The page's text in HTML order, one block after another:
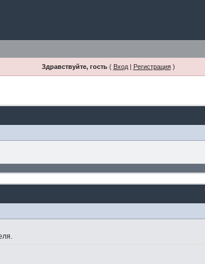
Здравствуйте, гость( Вход| Регистрация)